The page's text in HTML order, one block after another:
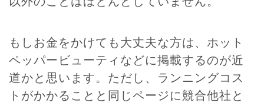
もしお金をかけても大丈夫な方は、ホット
ペッパービューティなどに掲載するのが近
道かと思います。ただし、ランニングコス
トがかかることと同じページに競合他社と